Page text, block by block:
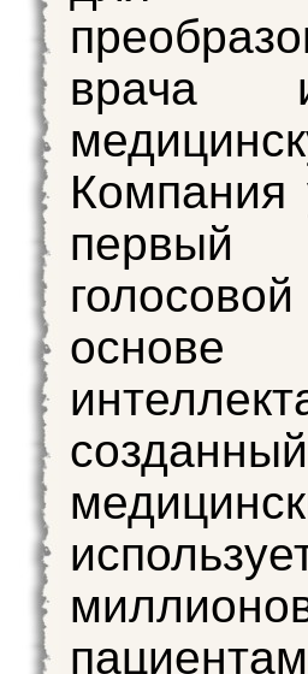
врача
Компания
первый
основе